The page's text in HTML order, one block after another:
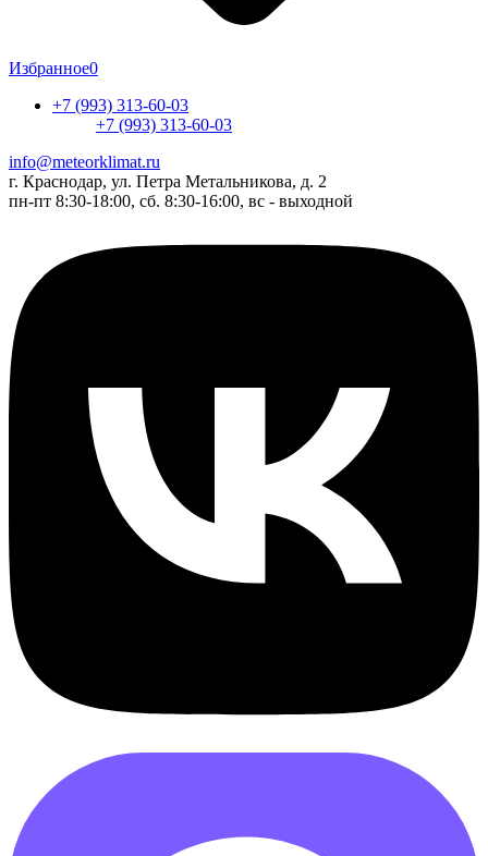
Избранное0
+7 (993) 313-60-03
+7 (993) 313-60-03
info@meteorklimat.ru
г. Краснодар, ул. Петра Метальникова, д. 2
пн-пт 8:30-18:00, сб. 8:30-16:00, вс - выходной